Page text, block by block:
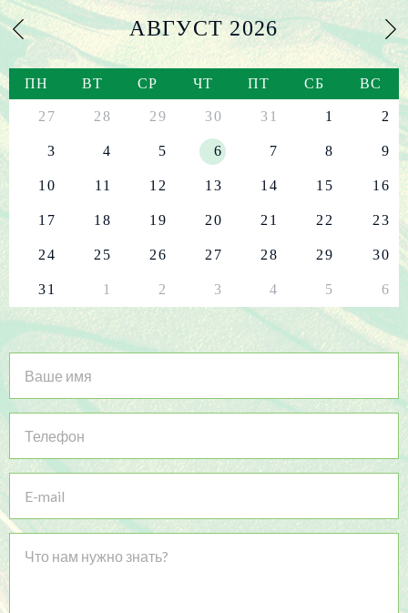
АВГУСТ 2026
ПН ВТ СР ЧТ ПТ СБ ВС
27 28 29 30 31 1 2
3 4 5 6 7 8 9
10 11 12 13 14 15 16
17 18 19 20 21 22 23
24 25 26 27 28 29 30
31 1 2 3 4 5 6